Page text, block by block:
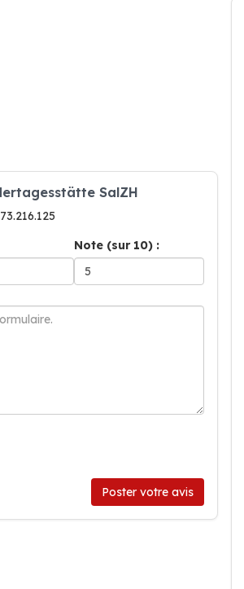
SalZH
Note (sur 10) :
Poster votre avis